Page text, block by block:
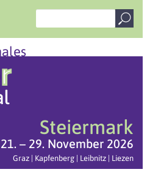
Steiermark
21. – 29. November 2026
Graz | Kapfenberg | Leibnitz | Liezen